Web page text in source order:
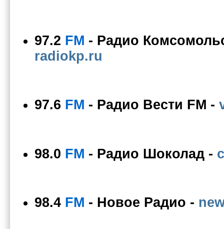
97.2 FM - Радио
radiokp.ru
97.6 FM - Радио Вести FM -
98.0 FM - Радио Шоколад -
98.4 FM - Новое Радио -